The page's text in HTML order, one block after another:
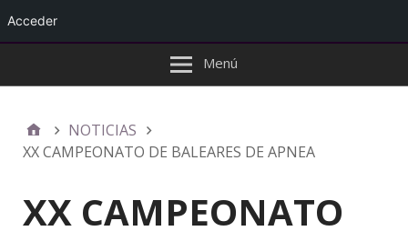
Menú
NOTICIAS
XX CAMPEONATO DE BALEARES DE APNEA
XX CAMPEONATO
Acceder